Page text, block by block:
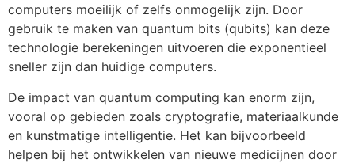
computers moeilijk of zelfs onmogelijk zijn. Door
gebruik te maken van quantum bits (qubits) kan deze
technologie berekeningen uitvoeren die exponentieel
sneller zijn dan huidige computers.
De impact van quantum computing kan enorm zijn,
vooral op gebieden zoals cryptografie, materiaalkunde
en kunstmatige intelligentie. Het kan bijvoorbeeld
helpen bij het ontwikkelen van nieuwe medicijnen door